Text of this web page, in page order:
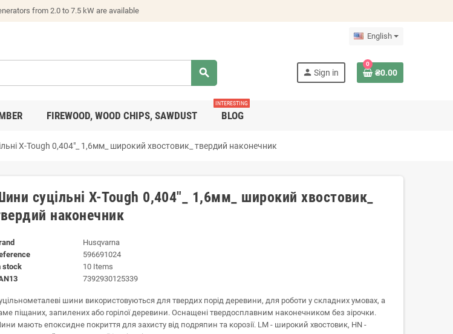
from 2.0 to 7.5 kW are available
English
search person Sign in
0
₴0.00
FIREWOOD, WOOD CHIPS, SAWDUST BLOG
INTERESTING
X-Tough 0,404"_ 1,6мм_ широкий хвостовик_ твердий наконечник
суцільні X-Tough 0,404"_ 1,6мм_ широкий хвостовик_
наконечник
Husqvarna
596691024
stock
10 Items
7392930125339
шини використовуються для твердих порід деревини, для роботи у складних умовах, а
піщаних, запилених або горілої деревини. Оснащені твердосплавним наконечником без зірочки.
мають епоксидне покриття для захисту від подряпин та корозії. LM - широкий хвостовик, HN -